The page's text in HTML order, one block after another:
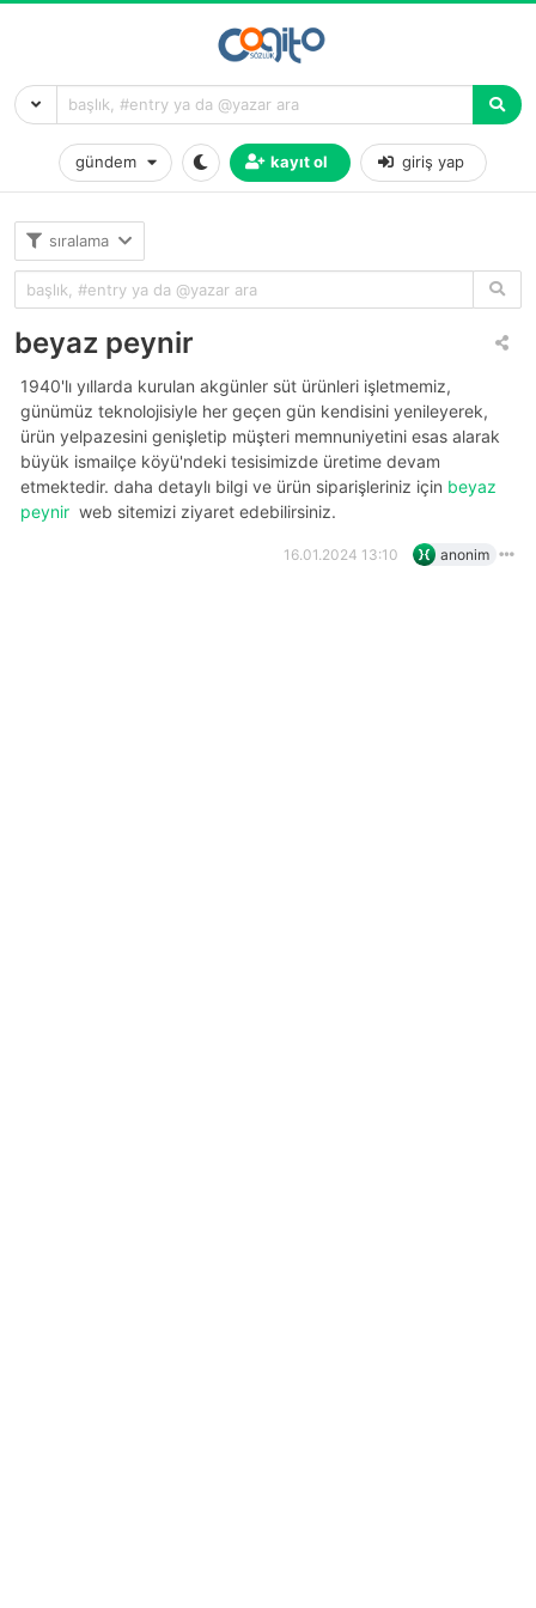
gündem kayıt ol giriş yap
sıralama
beyaz peynir
1940'lı yıllarda kurulan akgünler süt ürünleri işletmemiz,
günümüz teknolojisiyle her geçen gün kendisini yenileyerek,
ürün yelpazesini genişletip müşteri memnuniyetini esas alarak
büyük i̇smailçe köyü'ndeki tesisimizde üretime devam
etmektedir. daha detaylı bilgi ve ürün siparişleriniz için beyaz
peynir web sitemizi ziyaret edebilirsiniz.
16.01.2024 13:10 anonim